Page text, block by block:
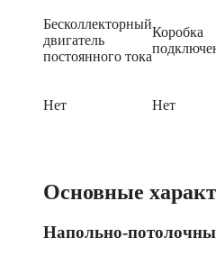
Бесколлекторный
двигатель
постоянного тока
Коробка
Нет Нет
Основные
Напольно-